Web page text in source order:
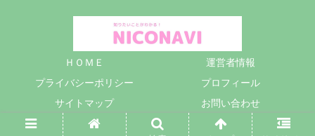
ＨＯＭＥ
運営者情報
プライバシーポリシー
プロフィール
サイトマップ
お問い合わせ
© 2022 NICONAVI.